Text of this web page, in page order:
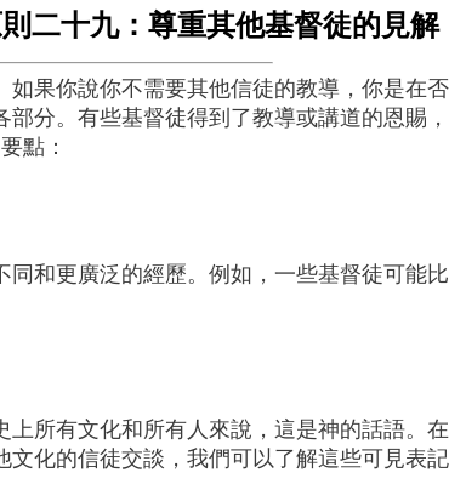
二十九：尊重其他基督徒的見解
果你說你不需要其他信徒的教導，你是在
分。有些基督徒得到了教導或講道的恩賜
點：
和更廣泛的經歷。例如，一些基督徒可能
所有文化和所有人來說，這是神的話語。
化的信徒交談，我們可以了解這些可見表記